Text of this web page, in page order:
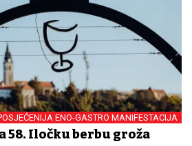
ENO-GASTRO MANIFESTACIJA
58. Iločku berbu grožđa